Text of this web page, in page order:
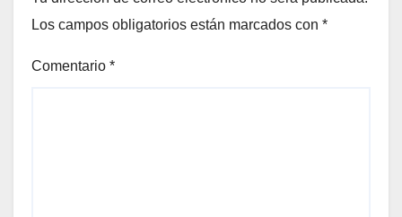
Los campos obligatorios están marcados con *
Comentario *